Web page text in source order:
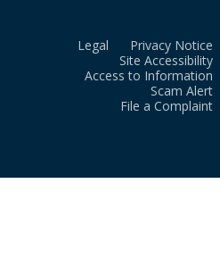
Legal
Privacy Notice
Site Accessibility
Access to Information
Scam Alert
File a Complaint